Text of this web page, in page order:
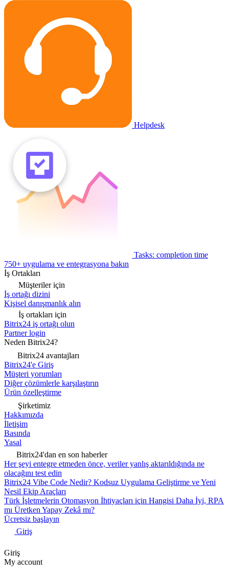
Helpdesk
Tasks: completion time
750+ uygulama ve entegrasyona bakın
İş Ortakları
Müşteriler için
İş ortağı dizini
Kişisel danışmanlık alın
İş ortakları için
Bitrix24 iş ortağı olun
Partner login
Neden Bitrix24?
Bitrix24 avantajları
Bitrix24'e Giriş
Müşteri yorumları
Diğer çözümlerle karşılaştırın
Ürün özelleştirme
Şirketimiz
Hakkımızda
İletişim
Basında
Yasal
Bitrix24'dan en son haberler
Her şeyi entegre etmeden önce, veriler yanlış aktarıldığında ne
olacağını test edin
Bitrix24 Vibe Code Nedir? Kodsuz Uygulama Geliştirme ve Yeni
Nesil Ekip Araçları
Türk İşletmelerin Otomasyon İhtiyaçları için Hangisi Daha İyi, RPA
mı Üretken Yapay Zekâ mı?
Ücretsiz başlayın
Giriş
Giriş
My account